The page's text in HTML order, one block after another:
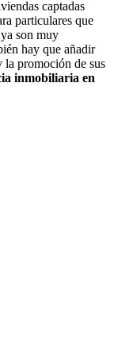
captadas
particulares que
son muy
hay que añadir
la promoción de sus
inmobiliaria en